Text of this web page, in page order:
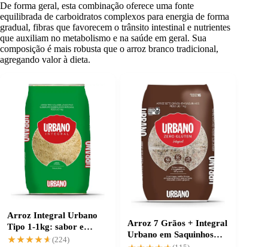
De forma geral, esta combinação oferece uma fonte
equilibrada de carboidratos complexos para energia de forma
gradual, fibras que favorecem o trânsito intestinal e nutrientes
que auxiliam no metabolismo e na saúde em geral. Sua
composição é mais robusta que o arroz branco tradicional,
agregando valor à dieta.
Arroz Integral Urbano
Tipo 1-1kg: sabor e
qualidade garantida
★★★★★
★★★★★ (224)
Arroz 7 Grãos + Integral
Urbano em Saquinhos